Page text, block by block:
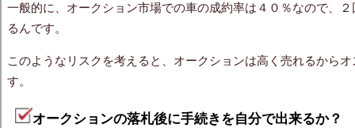
一般的に、オークション市場での車の成約率は４０％なので、
るんです。
このようなリスクを考えると、オークションは高く売れるから
す。
オークションの落札後に手続きを自分で出来るか？